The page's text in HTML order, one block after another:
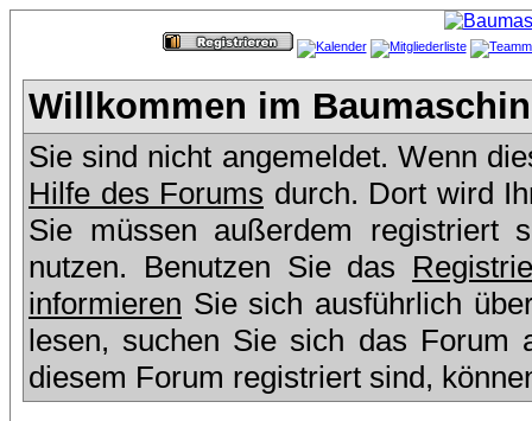
Willkommen im
Sie sind nicht angemeldet. Wenn
Hilfe des Forums durch. Dort wird
Sie müssen außerdem registriert
nutzen. Benutzen Sie das
informieren Sie sich ausführlich
lesen, suchen Sie sich das Forum
diesem Forum registriert sind,